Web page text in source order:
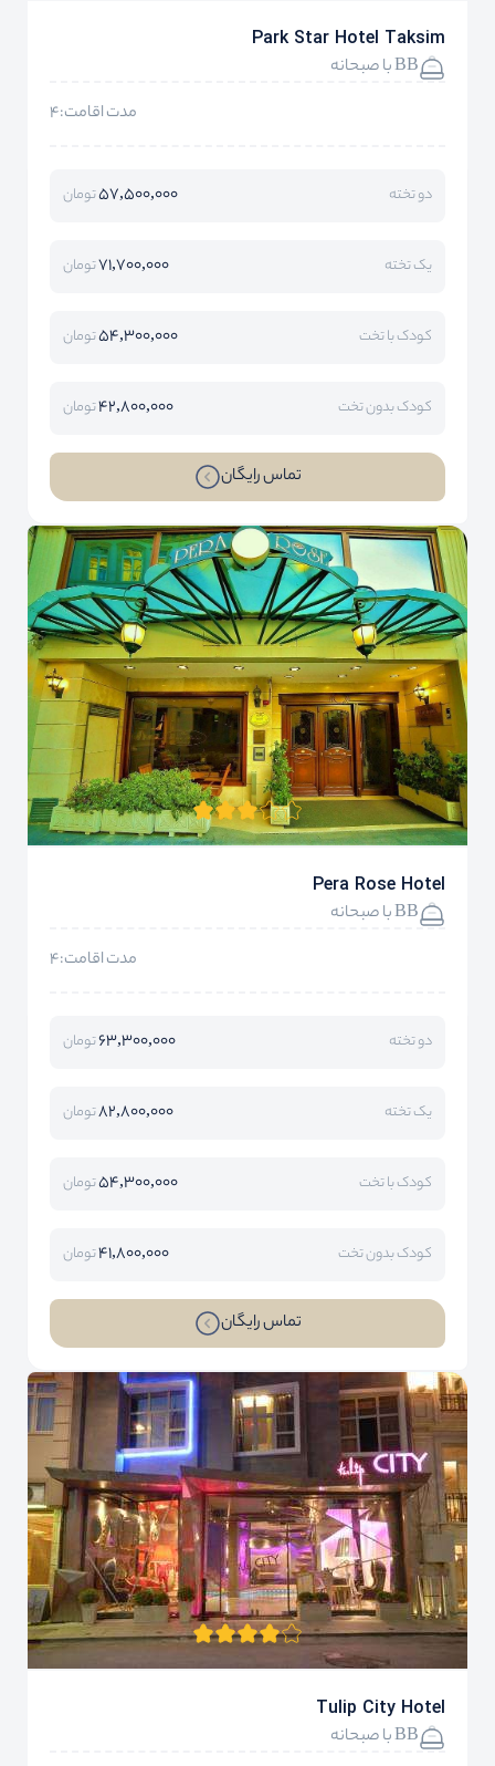
Park Star Hotel Taksim
BB با صبحانه
مدت اقامت:4
دو تخته 57,500,000تومان
یک تخته 71,700,000تومان
کودک با تخت 54,300,000تومان
کودک بدون تخت 42,800,000تومان
تماس رایگان
Pera Rose Hotel
BB با صبحانه
مدت اقامت:4
دو تخته 63,300,000تومان
یک تخته 82,800,000تومان
کودک با تخت 54,300,000تومان
کودک بدون تخت 41,800,000تومان
تماس رایگان
Tulip City Hotel
BB با صبحانه